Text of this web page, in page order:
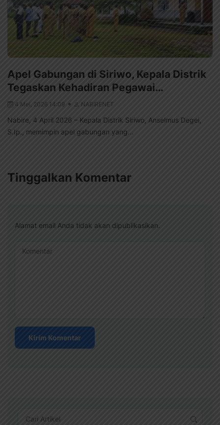
Apel Gabungan di Siriwo, Kepala Distrik
Tegaskan Kehadiran Pegawai…
4 Mei, 2026 14:09 NABIRENET
Nabire, 4 April 2026 – Kepala Distrik Siriwo, Anselmus Degei,
S.Ip., memimpin apel gabungan yang...
Tinggalkan Komentar
Alamat email Anda tidak akan dipublikasikan.
Komentar